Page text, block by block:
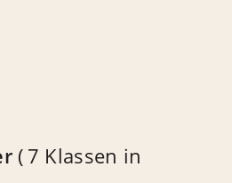
7 Klassen in